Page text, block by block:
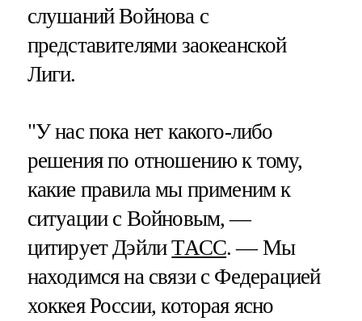
слушаний Войнова с
представителями заокеанской
Лиги.
"У нас пока нет какого-либо
решения по отношению к тому,
какие правила мы применим к
ситуации с Войновым, —
цитирует ДэйлиТАСС. — Мы
находимся на связи с Федерацией
хоккея России, которая ясно